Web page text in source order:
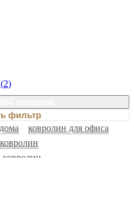
2)
фильтр
ковролин для офиса
ковролин
черный